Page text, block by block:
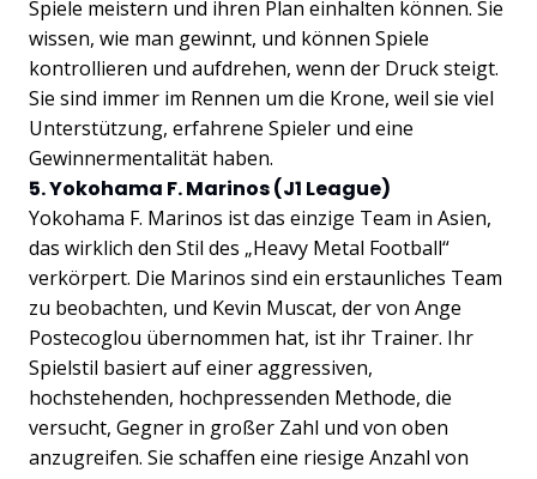
Spiele meistern und ihren Plan einhalten können. Sie
wissen, wie man gewinnt, und können Spiele
kontrollieren und aufdrehen, wenn der Druck steigt.
Sie sind immer im Rennen um die Krone, weil sie viel
Unterstützung, erfahrene Spieler und eine
Gewinnermentalität haben.
5. Yokohama F. Marinos (J1 League)
Yokohama F. Marinos ist das einzige Team in Asien,
das wirklich den Stil des „Heavy Metal Football“
verkörpert. Die Marinos sind ein erstaunliches Team
zu beobachten, und Kevin Muscat, der von Ange
Postecoglou übernommen hat, ist ihr Trainer. Ihr
Spielstil basiert auf einer aggressiven,
hochstehenden, hochpressenden Methode, die
versucht, Gegner in großer Zahl und von oben
anzugreifen. Sie schaffen eine riesige Anzahl von